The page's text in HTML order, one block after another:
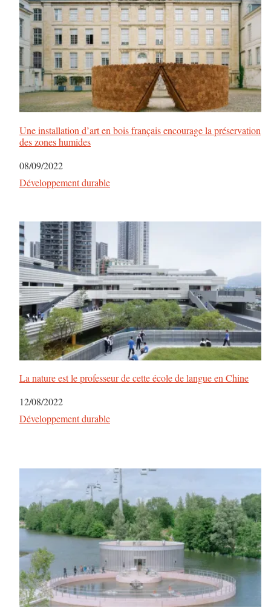
Une installation d’art en bois français encourage la préservation
des zones humides
Date
08/09/2022
Par rapport à
Développement durable
La nature est le professeur de cette école de langue en Chine
Date
12/08/2022
Par rapport à
Développement durable